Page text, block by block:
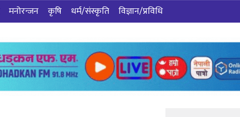
मनोरन्जन कृषि धर्म/संस्कृति
विज्ञान/प्रविधि